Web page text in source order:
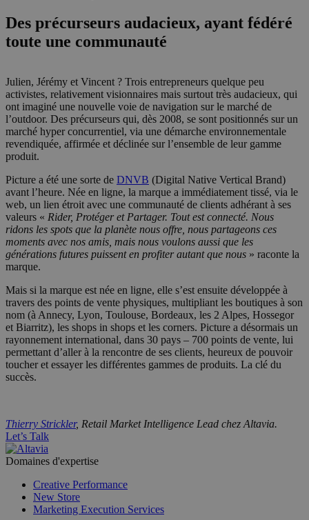
Des précurseurs audacieux, ayant fédéré
toute une communauté
Julien, Jérémy et Vincent ? Trois entrepreneurs quelque peu
activistes, relativement visionnaires mais surtout très audacieux, qui
ont imaginé une nouvelle voie de navigation sur le marché de
l’outdoor. Des précurseurs qui, dès 2008, se sont positionnés sur un
marché hyper concurrentiel, via une démarche environnementale
revendiquée, affirmée et déclinée sur l’ensemble de leur gamme
produit.
Picture a été une sorte de DNVB (Digital Native Vertical Brand)
avant l’heure. Née en ligne, la marque a immédiatement tissé, via le
web, un lien étroit avec une communauté de clients adhérant à ses
valeurs « Rider, Protéger et Partager. Tout est connecté. Nous
ridons les spots que la planète nous offre, nous partageons ces
moments avec nos amis, mais nous voulons aussi que les
générations futures puissent en profiter autant que nous » raconte la
marque.
Mais si la marque est née en ligne, elle s’est ensuite développée à
travers des points de vente physiques, multipliant les boutiques à son
nom (à Annecy, Lyon, Toulouse, Bordeaux, les 2 Alpes, Hossegor
et Biarritz), les shops in shops et les corners. Picture a désormais un
rayonnement international, dans 30 pays – 700 points de vente, lui
permettant d’aller à la rencontre de ses clients, heureux de pouvoir
toucher et essayer les différentes gammes de produits. La clé du
succès.
Thierry Strickler, Retail Market Intelligence Lead chez Altavia.
Let’s Talk
Domaines d'expertise
Creative Performance
New Store
Marketing Execution Services